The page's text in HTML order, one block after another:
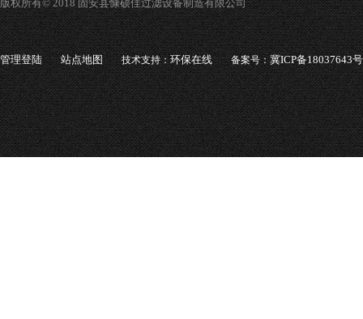
版权所有© 2018 固安县慷硕佳过滤设备制造有限公司
管理登陆 站点地图 技术支持：环保在线 备案号：冀ICP备18037643